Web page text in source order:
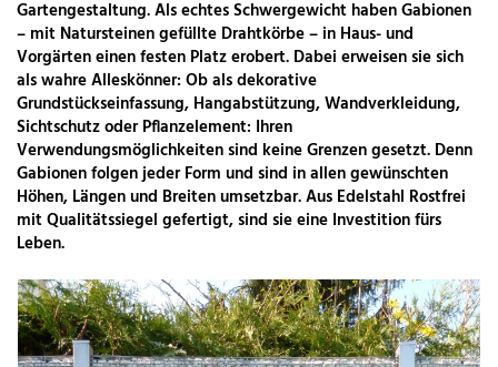
Gartengestaltung. Als echtes Schwergewicht haben Gabionen
– mit Natursteinen gefüllte Drahtkörbe – in Haus- und
Vorgärten einen festen Platz erobert. Dabei erweisen sie sich
als wahre Alleskönner: Ob als dekorative
Grundstückseinfassung, Hangabstützung, Wandverkleidung,
Sichtschutz oder Pflanzelement: Ihren
Verwendungsmöglichkeiten sind keine Grenzen gesetzt. Denn
Gabionen folgen jeder Form und sind in allen gewünschten
Höhen, Längen und Breiten umsetzbar. Aus Edelstahl Rostfrei
mit Qualitätssiegel gefertigt, sind sie eine Investition fürs
Leben.